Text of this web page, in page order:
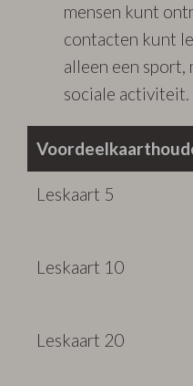
mensen kunt
contacten kunt
alleen een sport,
sociale activiteit.
Leskaart 5
Leskaart 10
Leskaart 20